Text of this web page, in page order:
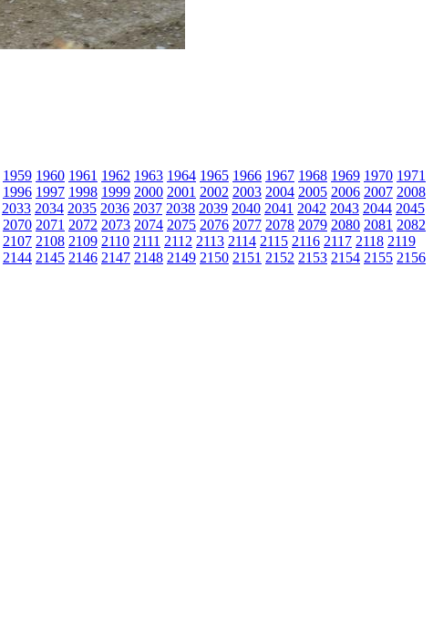
1959 1960 1961 1962 1963 1964 1965 1966 1967 1968 1969 1970 1971
1996 1997 1998 1999 2000 2001 2002 2003 2004 2005 2006 2007 2008
2033 2034 2035 2036 2037 2038 2039 2040 2041 2042 2043 2044 2045
2070 2071 2072 2073 2074 2075 2076 2077 2078 2079 2080 2081 2082
2107 2108 2109 2110 2111 2112 2113 2114 2115 2116 2117 2118 2119
2144 2145 2146 2147 2148 2149 2150 2151 2152 2153 2154 2155 2156